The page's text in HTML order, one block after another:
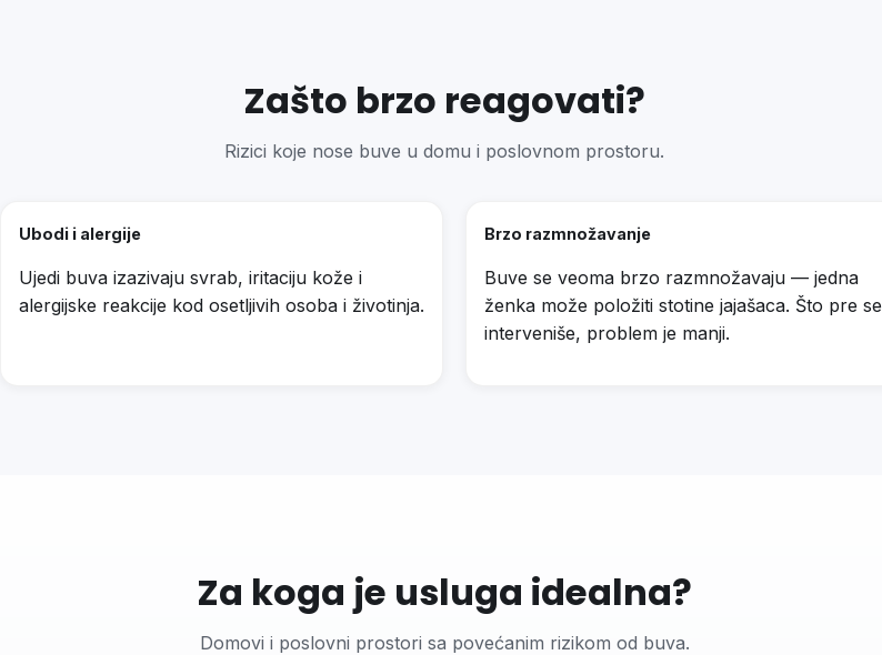
Zašto brzo reagovati?
Rizici koje nose buve u domu i poslovnom prostoru.
Ubodi i alergije
Ujedi buva izazivaju svrab, iritaciju kože i
alergijske reakcije kod osetljivih osoba i životinja.
Brzo razmnožavanje
Buve se veoma brzo razmnožavaju — jedna
ženka može položiti stotine jajašaca. Što pre se
interveniše, problem je manji.
Za koga je usluga idealna?
Domovi i poslovni prostori sa povećanim rizikom od buva.